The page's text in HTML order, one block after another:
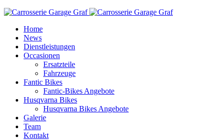
Home
News
Dienstleistungen
Occasionen
Ersatzteile
Fahrzeuge
Fantic Bikes
Fantic-Bikes Angebote
Husqvarna Bikes
Husqvarna Bikes Angebote
Galerie
Team
Kontakt